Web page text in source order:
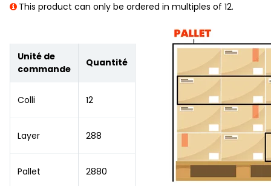
This product can only be ordered in multiples of 12.
Unité de
commande
Quantité
Colli 12
Layer 288
Pallet 2880